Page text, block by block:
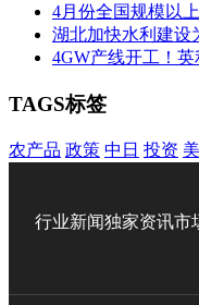
4月份全国规模以
湖北加快水利建设
4GW产线开工！
TAGS标签
农产品 政策 中日 投资
行业新闻独家资讯市